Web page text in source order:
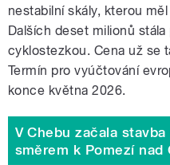
nestabilní skály, kterou
Dalších deset milionů
cyklostezkou. Cena už se
Termín pro vyúčtování
konce května 2026.
V Chebu začala
směrem k Pomezí